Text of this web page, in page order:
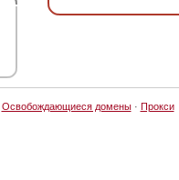
Освобождающиеся домены· Прокси